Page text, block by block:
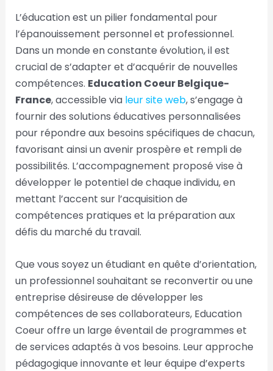
L’éducation est un pilier fondamental pour
l’épanouissement personnel et professionnel.
Dans un monde en constante évolution, il est
crucial de s’adapter et d’acquérir de nouvelles
compétences. Education Coeur Belgique-
France, accessible via leur site web, s’engage à
fournir des solutions éducatives personnalisées
pour répondre aux besoins spécifiques de chacun,
favorisant ainsi un avenir prospère et rempli de
possibilités. L’accompagnement proposé vise à
développer le potentiel de chaque individu, en
mettant l’accent sur l’acquisition de
compétences pratiques et la préparation aux
défis du marché du travail.
Que vous soyez un étudiant en quête d’orientation,
un professionnel souhaitant se reconvertir ou une
entreprise désireuse de développer les
compétences de ses collaborateurs, Education
Coeur offre un large éventail de programmes et
de services adaptés à vos besoins. Leur approche
pédagogique innovante et leur équipe d’experts